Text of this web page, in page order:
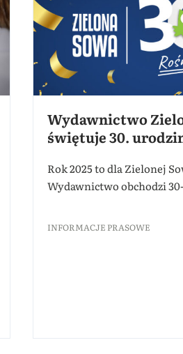
Wydawnictwo
świętuje 30.
Rok 2025 to dla Zielonej
Wydawnictwo obchodzi
INFORMACJE PRASOWE